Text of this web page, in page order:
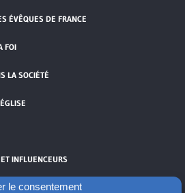
le consentement
ÉVÊQUES DE FRANCE
FOI
LA SOCIÉTÉ
INFLUENCEURS